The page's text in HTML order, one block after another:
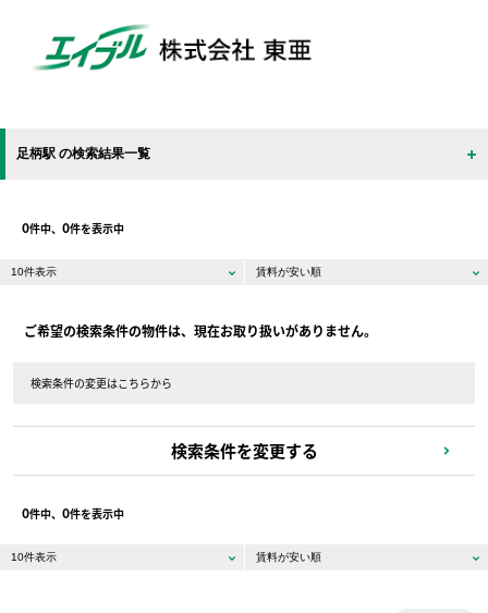
足柄駅 の検索結果一覧
0件中、 0件を表示中
ご希望の検索条件の物件は、現在お取り扱いがありません。
検索条件の変更はこちらから
検索条件を変更する
0件中、 0件を表示中